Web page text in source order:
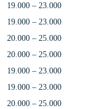
19.000 – 23.000
19.000 – 23.000
20.000 – 25.000
20.000 – 25.000
19.000 – 23.000
19.000 – 23.000
20.000 – 25.000